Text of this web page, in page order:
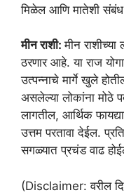
मिळेल आणि मातेशी
मीन राशी:मीन राशीच्या
ठरणार आहे. या राज
उत्पन्नाचे मार्गे खुले
असलेल्या लोकांना
लागतील, आर्थिक
उत्तम परतावा देईल.
सगळ्यात प्रचंड वाढ
(Disclaimer: वरील